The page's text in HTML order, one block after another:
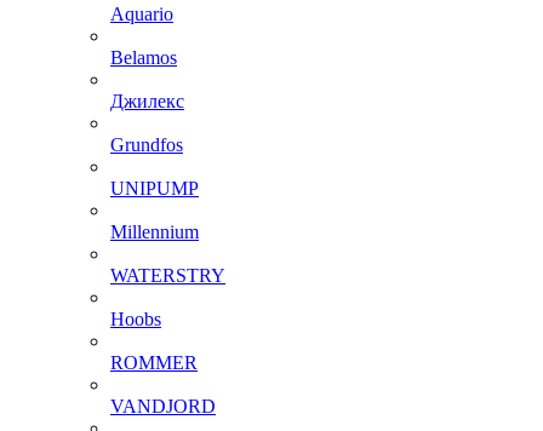
Aquario
Belamos
Джилекс
Grundfos
UNIPUMP
Millennium
WATERSTRY
Hoobs
ROMMER
VANDJORD